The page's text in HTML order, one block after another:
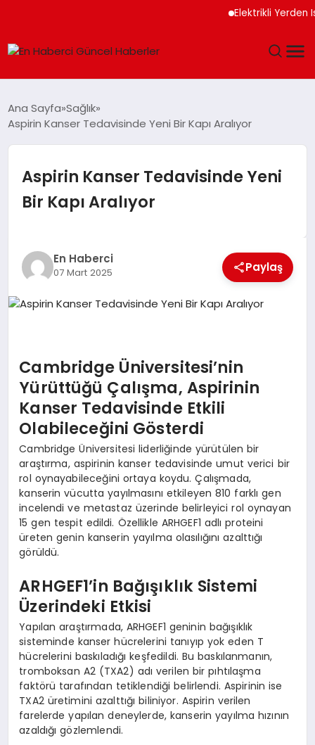
Elektrikli Yerden
SPOR
SAĞLIK
TEKNOLOJI
DÜNYA
SIYASET
Ana Sayfa Sağlık
Aspirin Kanser Tedavisinde Yeni Bir Kapı Aralıyor
Aspirin Kanser Tedavisinde Yeni
Bir Kapı Aralıyor
En Haberci
07 Mart 2025 Paylaş
Cambridge Üniversitesi’nin
Yürüttüğü Çalışma, Aspirinin
Kanser Tedavisinde Etkili
Olabileceğini Gösterdi
Cambridge Üniversitesi liderliğinde yürütülen bir
araştırma, aspirinin kanser tedavisinde umut verici bir
rol oynayabileceğini ortaya koydu. Çalışmada,
kanserin vücutta yayılmasını etkileyen 810 farklı gen
incelendi ve metastaz üzerinde belirleyici rol oynayan
15 gen tespit edildi. Özellikle ARHGEF1 adlı proteini
üreten genin kanserin yayılma olasılığını azalttığı
görüldü.
ARHGEF1’in Bağışıklık Sistemi
Üzerindeki Etkisi
Yapılan araştırmada, ARHGEF1 geninin bağışıklık
sisteminde kanser hücrelerini tanıyıp yok eden T
hücrelerini baskıladığı keşfedildi. Bu baskılanmanın,
tromboksan A2 (TXA2) adı verilen bir pıhtılaşma
faktörü tarafından tetiklendiği belirlendi. Aspirinin ise
TXA2 üretimini azalttığı biliniyor. Aspirin verilen
farelerde yapılan deneylerde, kanserin yayılma hızının
azaldığı gözlemlendi.